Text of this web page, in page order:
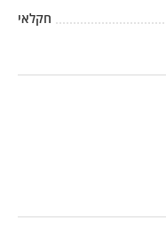
חקלאי